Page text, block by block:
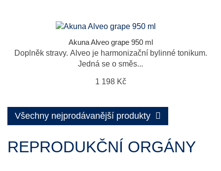
Akuna Alveo grape 950 ml
Doplněk stravy. Alveo je harmonizační bylinné tonikum.
Jedná se o směs...
1 198 Kč
Všechny nejprodávanější produkty
REPRODUKČNÍ ORGÁNY